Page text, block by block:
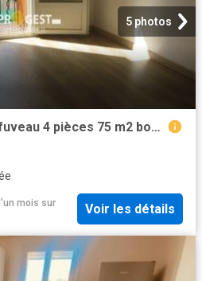
5 photos
location appartement fuveau 4 pièces 75 m2 bouches du rhone 13710 929 € / mois
mois sur
Voir les détails